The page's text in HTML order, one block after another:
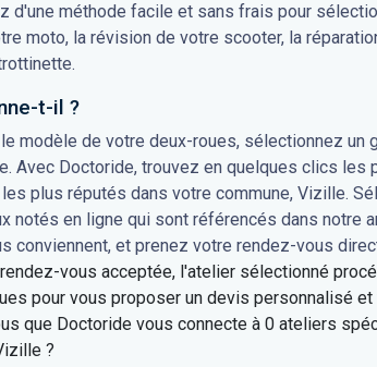
d'une méthode facile et sans frais pour
moto, la révision de votre scooter, la
t-il ?
modèle de votre deux-roues, sélectionnez un
Avec Doctoride, trouvez en quelques clics les
plus réputés dans votre commune, Vizille.
notés en ligne qui sont référencés dans notre
conviennent, et prenez votre rendez-vous
vous acceptée, l'atelier sélectionné
pour vous proposer un devis personnalisé
que Doctoride vous connecte à 0 ateliers
?